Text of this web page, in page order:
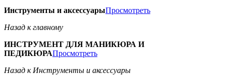
Инструменты и аксессуарыПросмотреть
Назад к главному
ИНСТРУМЕНТ ДЛЯ МАНИКЮРА И
ПЕДИКЮРАПросмотреть
Назад к Инструменты и аксессуары